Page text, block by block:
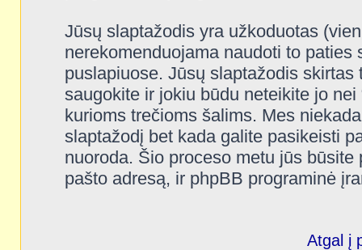
Jūsų slaptažodis yra užkoduotas
nerekomenduojama naudoti to
puslapiuose. Jūsų slaptažodis skirtas
saugokite ir jokiu būdu neteikite jo
kurioms trečioms šalims. Mes
slaptažodį bet kada galite pasikeisti
nuoroda. Šio proceso metu jūs
pašto adresą, ir phpBB programinė
Atgal į